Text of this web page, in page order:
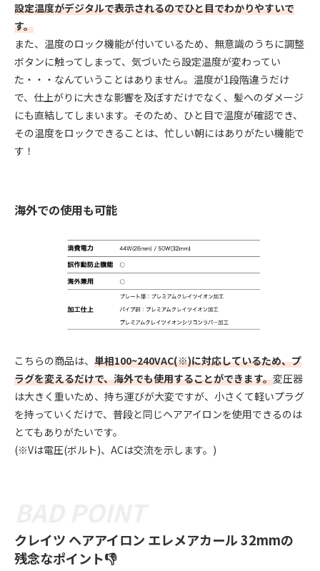
設定温度がデジタルで表示されるのでひと目でわかりやすいで
す。
また、温度のロック機能が付いているため、無意識のうちに調整
ボタンに触ってしまって、気づいたら設定温度が変わってい
た・・・なんていうことはありません。温度が1段階違うだけ
で、仕上がりに大きな影響を及ぼすだけでなく、髪へのダメージ
にも直結してしまいます。そのため、ひと目で温度が確認でき、
その温度をロックできることは、忙しい朝にはありがたい機能で
す！
海外での使用も可能
こちらの商品は、 単相100~240VAC(※)に対応しているため、プ
ラグを変えるだけで、海外でも使用することができます。変圧器
は大きく重いため、持ち運びが大変ですが、小さくて軽いプラグ
を持っていくだけで、普段と同じヘアアイロンを使用できるのは
とてもありがたいです。
(※Vは電圧(ボルト)、ACは交流を示します。)
クレイツ ヘアアイロン エレメアカール 32mmの
残念なポイント👎